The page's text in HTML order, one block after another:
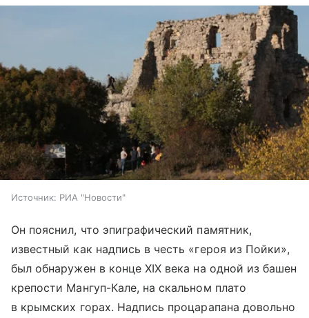
Источник: РИА "Новости"
Он пояснил, что эпиграфический памятник,
известный как надпись в честь «героя из Пойки»,
был обнаружен в конце XIX века на одной из башен
крепости Мангуп-Кале, на скальном плато
в крымских горах. Надпись процарапана довольно